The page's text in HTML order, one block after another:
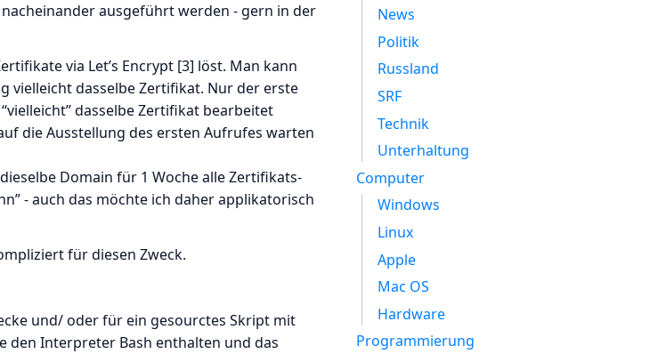
ausgeführt werden - gern in der
via Let’s Encrypt [3] löst. Man kann
vielleicht dasselbe Zertifikat. Nur der erste
dasselbe Zertifikat bearbeitet
die Ausstellung des ersten Aufrufes warten
Domain für 1 Woche alle Zertifikats-
- auch das möchte ich daher applikatorisch
für diesen Zweck.
und/ oder für ein gesourctes Skript mit
den Interpreter Bash enthalten und das
News
Politik
Russland
SRF
Technik
Unterhaltung
Computer
Windows
Linux
Apple
Mac OS
Hardware
Programmierung